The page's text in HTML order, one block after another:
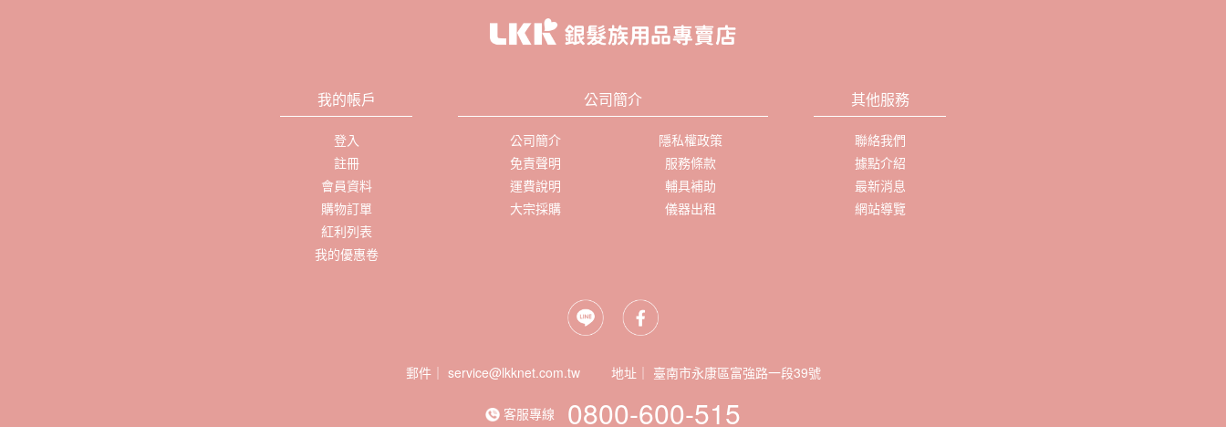
我的帳戶
登入
註冊
會員資料
購物訂單
紅利列表
我的優惠卷
公司簡介
公司簡介
隱私權政策
免責聲明
服務條款
運費說明
輔具補助
大宗採購
儀器出租
其他服務
聯絡我們
據點介紹
最新消息
網站導覽
郵件｜ service@lkknet.com.tw 地址｜
客服專線 0800-600-515